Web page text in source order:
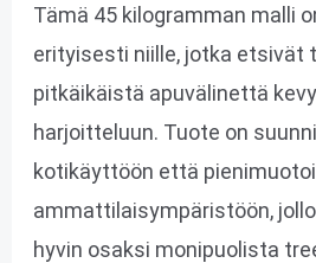
Tämä 45 kilogramman malli
erityisesti niille, jotka etsivät
pitkäikäistä apuvälinettä
harjoitteluun. Tuote on
kotikäyttöön että
ammattilaisympäristöön,
hyvin osaksi monipuolista